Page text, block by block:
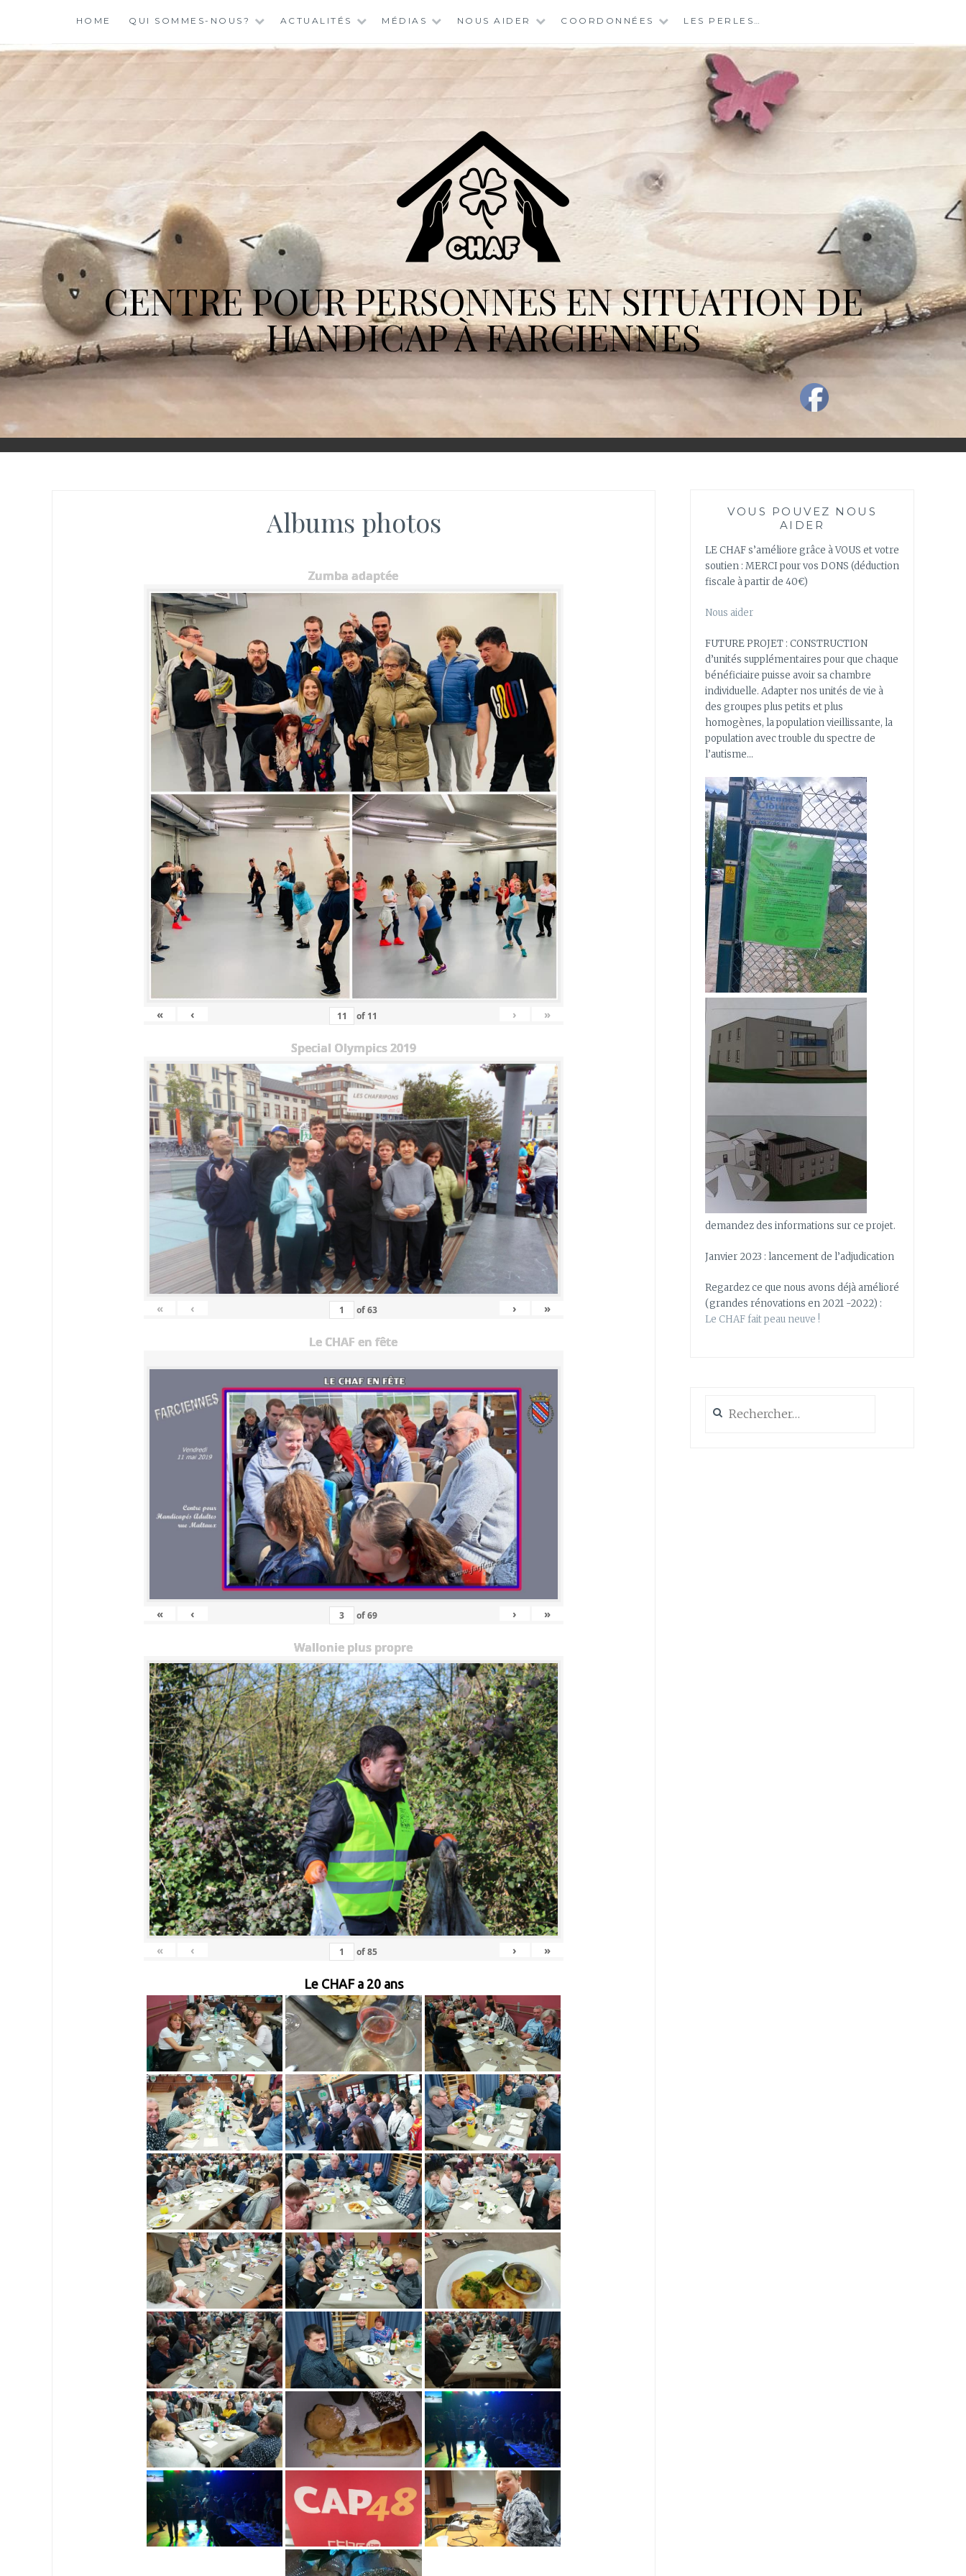
content
HOME QUI SOMMES-NOUS? ACTUALITÉS MÉDIAS NOUS AIDER COORDONNÉES LES PERLES…
CENTRE POUR PERSONNES EN SITUATION DE
HANDICAP À FARCIENNES
Albums photos
Zumba adaptée
« ‹ of 11 › »
Special Olympics 2019
« ‹ of63 › »
Le CHAF en fête
« ‹ of69 › »
Wallonie plus propre
« ‹ of85 › »
Le CHAF a 20 ans
VOUS POUVEZ NOUS
AIDER
LE CHAF s’améliore grâce à VOUS et votre
soutien : MERCI pour vos DONS (déduction
fiscale à partir de 40€)
Nous aider
FUTURE PROJET : CONSTRUCTION
d’unités supplémentaires pour que chaque
bénéficiaire puisse avoir sa chambre
individuelle. Adapter nos unités de vie à
des groupes plus petits et plus
homogènes, la population vieillissante, la
population avec trouble du spectre de
l’autisme…
demandez des informations sur ce projet.
Janvier 2023 : lancement de l’adjudication
Regardez ce que nous avons déjà amélioré
(grandes rénovations en 2021 -2022) :
Le CHAF fait peau neuve !